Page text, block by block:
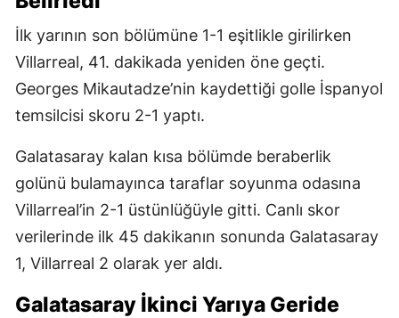
İlk yarının son bölümüne 1-1 eşitlikle girilirken
Villarreal, 41. dakikada yeniden öne geçti.
Georges Mikautadze’nin kaydettiği golle İspanyol
temsilcisi skoru 2-1 yaptı.
Galatasaray kalan kısa bölümde beraberlik
golünü bulamayınca taraflar soyunma odasına
Villarreal’in 2-1 üstünlüğüyle gitti. Canlı skor
verilerinde ilk 45 dakikanın sonunda Galatasaray
1, Villarreal 2 olarak yer aldı.
Galatasaray İkinci Yarıya Geride